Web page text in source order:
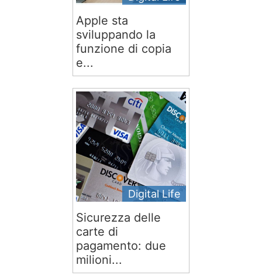
Apple sta
sviluppando la
funzione di copia
e...
Digital Life
Sicurezza delle
carte di
pagamento: due
milioni...